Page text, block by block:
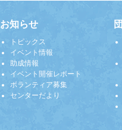
お知らせ
トピックス
イベント情報
助成情報
イベント開催レポート
ボランティア募集
センターだより